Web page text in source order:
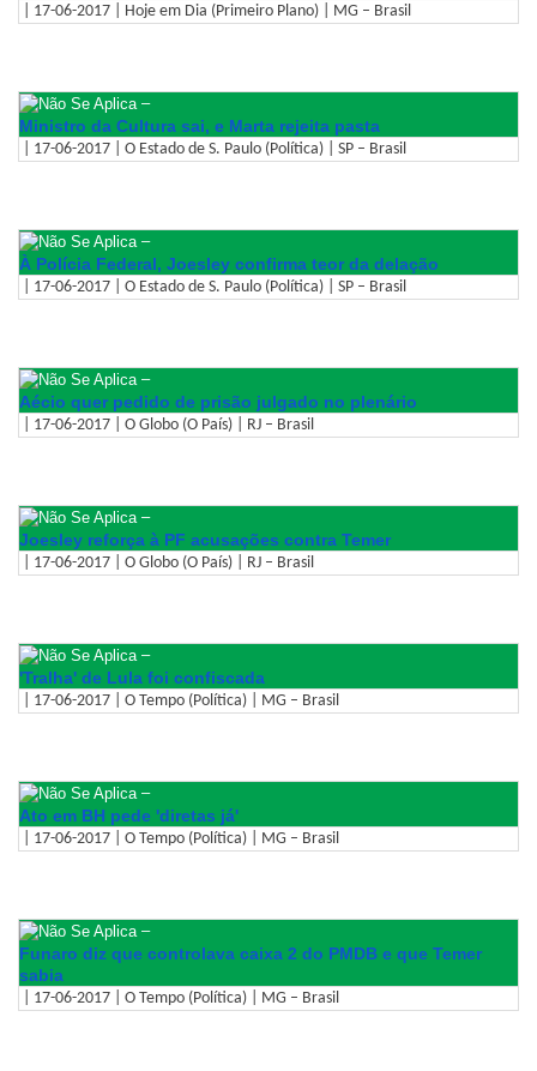
| 17-06-2017 | Hoje em Dia (Primeiro Plano) | MG – Brasil
–
Ministro da Cultura sai, e Marta rejeita pasta
| 17-06-2017 | O Estado de S. Paulo (Política) | SP – Brasil
–
À Polícia Federal, Joesley confirma teor da delação
| 17-06-2017 | O Estado de S. Paulo (Política) | SP – Brasil
–
Aécio quer pedido de prisão julgado no plenário
| 17-06-2017 | O Globo (O País) | RJ – Brasil
–
Joesley reforça à PF acusações contra Temer
| 17-06-2017 | O Globo (O País) | RJ – Brasil
–
'Tralha' de Lula foi confiscada
| 17-06-2017 | O Tempo (Política) | MG – Brasil
–
Ato em BH pede 'diretas já'
| 17-06-2017 | O Tempo (Política) | MG – Brasil
–
Funaro diz que controlava caixa 2 do PMDB e que Temer
sabia
| 17-06-2017 | O Tempo (Política) | MG – Brasil